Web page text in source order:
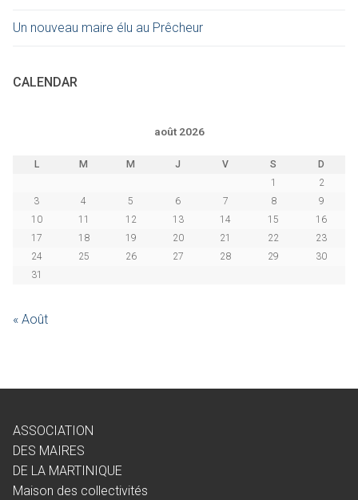
Un nouveau maire élu au Prêcheur
CALENDAR
août 2026
L M M J V S
D
1
2
3
4 5 6 7 8
9
10
11 12 13 14 15
16
17
18 19 20 21 22
23
24
25 26 27 28 29
30
31
« Août
ASSOCIATION
DES MAIRES
DE LA MARTINIQUE
Maison des collectivités